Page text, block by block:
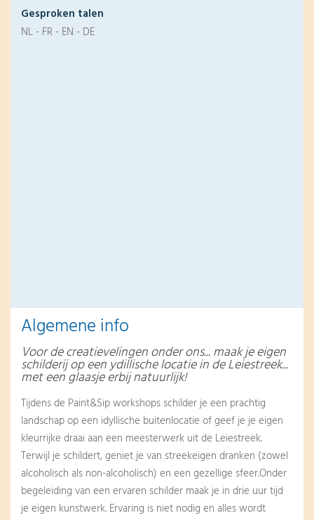
Gesproken talen
NL - FR - EN - DE
Algemene info
Voor de creatievelingen onder ons... maak je eigen
schilderij op een ydillische locatie in de Leiestreek...
met een glaasje erbij natuurlijk!
Tijdens de Paint&Sip workshops schilder je een prachtig
landschap op een idyllische buitenlocatie of geef je je eigen
kleurrijke draai aan een meesterwerk uit de Leiestreek.
Terwijl je schildert, geniet je van streekeigen dranken (zowel
alcoholisch als non-alcoholisch) en een gezellige sfeer.Onder
begeleiding van een ervaren schilder maak je in drie uur tijd
je eigen kunstwerk. Ervaring is niet nodig en alles wordt